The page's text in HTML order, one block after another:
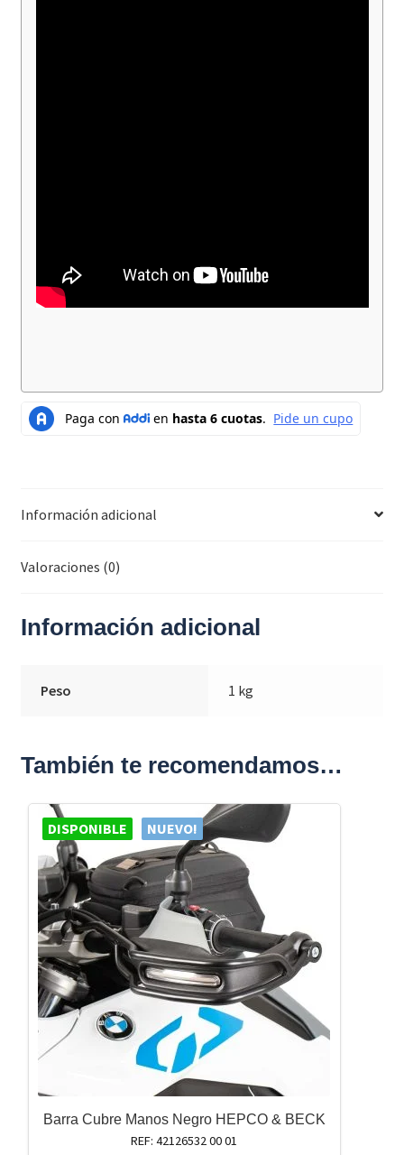
Información adicional
Valoraciones (0)
Información adicional
Peso 1 kg
También te recomendamos…
DISPONIBLE NUEVO!
Barra Cubre Manos Negro HEPCO & BECK
REF: 42126532 00 01